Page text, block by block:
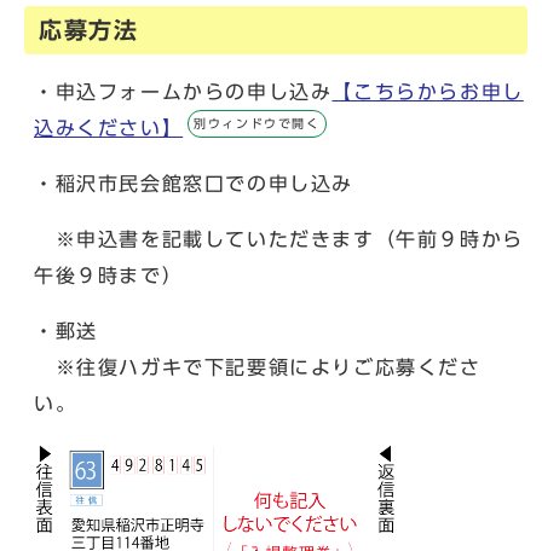
応募方法
・申込フォームからの申し込み
【こちらからお申し
込みください】
別ウィンドウで開く
・稲沢市民会館窓口での申し込み
※申込書を記載していただきます（午前９時から
午後９時まで）
・郵送
※往復ハガキで下記要領によりご応募くださ
い。